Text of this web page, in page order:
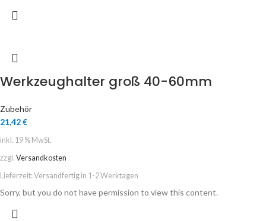
Werkzeughalter groß 40-60mm
Zubehör
21,42€
inkl. 19 % MwSt.
zzgl. Versandkosten
Lieferzeit: Versandfertig in 1-2 Werktagen
Sorry, but you do not have permission to view this content.